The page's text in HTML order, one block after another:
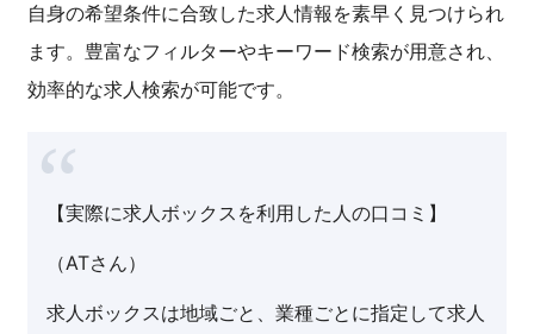
自身の希望条件に合致した求人情報を素早く見つけられ
ます。豊富なフィルターやキーワード検索が用意され、
効率的な求人検索が可能です。
【実際に求人ボックスを利用した人の口コミ】
（ATさん）
求人ボックスは地域ごと、業種ごとに指定して求人